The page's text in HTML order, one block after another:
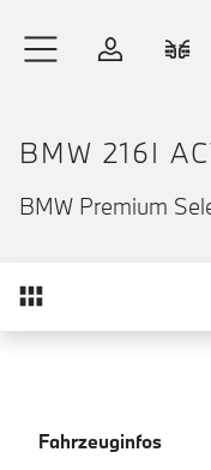
Anmelden
BMW 216I
BMW Premium
Fahrzeuginfos